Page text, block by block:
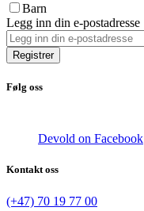
Barn
Legg inn din e-postadresse
Registrer
Følg oss
Devold on Facebook
Kontakt oss
(+47) 70 19 77 00